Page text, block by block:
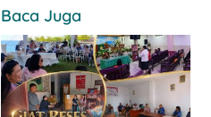
Baca Juga